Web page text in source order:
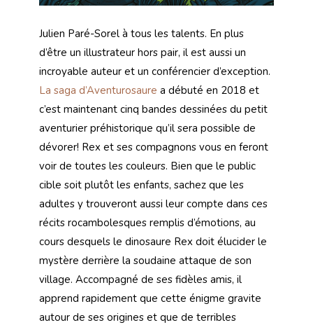
Julien Paré-Sorel à tous les talents. En plus
d’être un illustrateur hors pair, il est aussi un
incroyable auteur et un conférencier d’exception.
La saga d’Aventurosaure a débuté en 2018 et
c’est maintenant cinq bandes dessinées du petit
aventurier préhistorique qu’il sera possible de
dévorer! Rex et ses compagnons vous en feront
voir de toutes les couleurs. Bien que le public
cible soit plutôt les enfants, sachez que les
adultes y trouveront aussi leur compte dans ces
récits rocambolesques remplis d’émotions, au
cours desquels le dinosaure Rex doit élucider le
mystère derrière la soudaine attaque de son
village. Accompagné de ses fidèles amis, il
apprend rapidement que cette énigme gravite
autour de ses origines et que de terribles